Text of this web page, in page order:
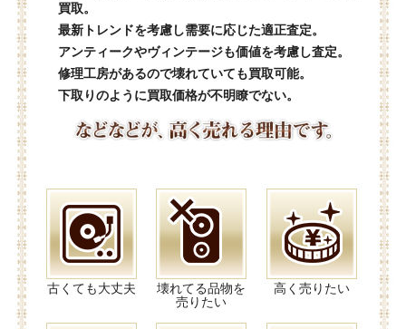
買取。
最新トレンドを考慮し需要に応じた適正査定。
アンティークやヴィンテージも価値を考慮し査定。
修理工房があるので壊れていても買取可能。
下取りのように買取価格が不明瞭でない。
古くても大丈夫
壊れてる品物を
売りたい
高く売りたい